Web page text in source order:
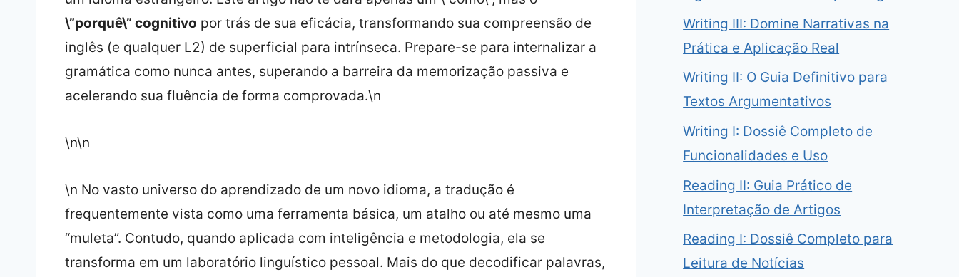
\”porquê\” cognitivo por trás de sua eficácia, transformando sua compreensão de
inglês (e qualquer L2) de superficial para intrínseca. Prepare-se para internalizar a
gramática como nunca antes, superando a barreira da memorização passiva e
acelerando sua fluência de forma comprovada.\n
\n\n
\n No vasto universo do aprendizado de um novo idioma, a tradução é
frequentemente vista como uma ferramenta básica, um atalho ou até mesmo uma
“muleta”. Contudo, quando aplicada com inteligência e metodologia, ela se
transforma em um laboratório linguístico pessoal. Mais do que decodificar palavras,
Writing III: Domine Narrativas na
Prática e Aplicação Real
Writing II: O Guia Definitivo para
Textos Argumentativos
Writing I: Dossiê Completo de
Funcionalidades e Uso
Reading II: Guia Prático de
Interpretação de Artigos
Reading I: Dossiê Completo para
Leitura de Notícias